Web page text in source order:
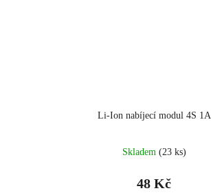
Li-Ion nabíjecí modul 4S 1A
Skladem (23 ks)
48 Kč